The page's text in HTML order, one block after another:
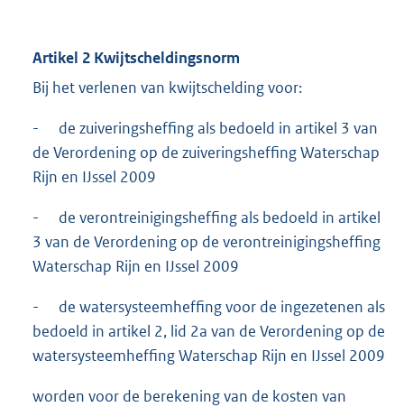
Artikel 2 Kwijtscheldingsnorm
Bij het verlenen van kwijtschelding voor:
- de zuiveringsheffing als bedoeld in artikel 3 van
de Verordening op de zuiveringsheffing Waterschap
Rijn en IJssel 2009
- de verontreinigingsheffing als bedoeld in artikel
3 van de Verordening op de verontreinigingsheffing
Waterschap Rijn en IJssel 2009
- de watersysteemheffing voor de ingezetenen als
bedoeld in artikel 2, lid 2a van de Verordening op de
watersysteemheffing Waterschap Rijn en IJssel 2009
worden voor de berekening van de kosten van